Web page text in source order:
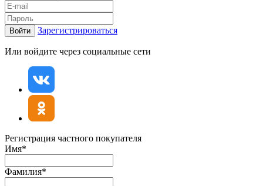
Войти Зарегистрироваться
Или войдите через социальные сети
Регистрация частного покупателя
Имя*
Фамилия*